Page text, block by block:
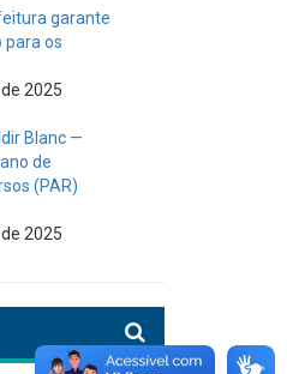
garante
os
2025
Blanc —
de
(PAR)
2025